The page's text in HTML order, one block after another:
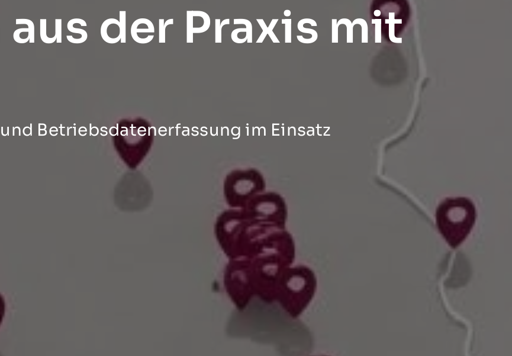
der Praxis mit
Betriebsdatenerfassung im Einsatz